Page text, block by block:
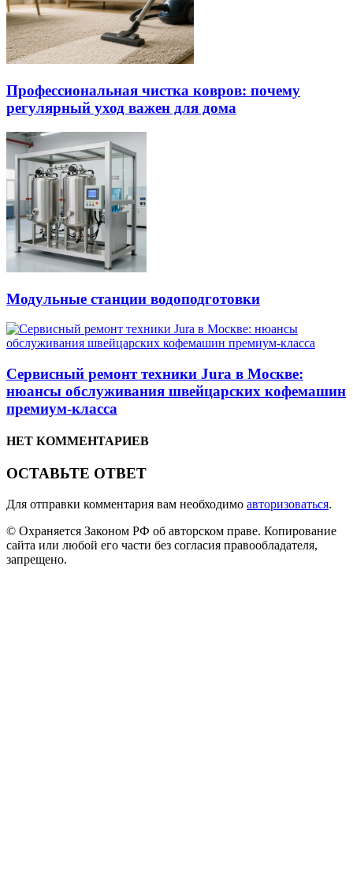
Профессиональная чистка ковров: почему
регулярный уход важен для дома
Модульные станции водоподготовки
Сервисный ремонт техники Jura в Москве:
нюансы обслуживания швейцарских кофемашин
премиум-класса
НЕТ КОММЕНТАРИЕВ
ОСТАВЬТЕ ОТВЕТ
Для отправки комментария вам необходимо авторизоваться.
© Охраняется Законом РФ об авторском праве. Копирование
сайта или любой его части без согласия правообладателя,
запрещено.